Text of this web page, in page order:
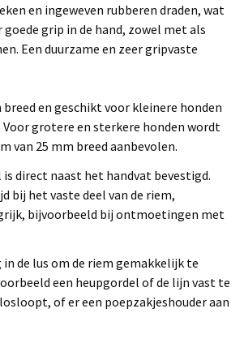
en ingeweven rubberen draden, wat
grip in de hand, zowel met als
Een duurzame en zeer gripvaste
breed en geschikt voor kleinere honden
grotere en sterkere honden wordt
van 25 mm breed aanbevolen.
direct naast het handvat bevestigd.
bij het vaste deel van de riem,
bijvoorbeeld bij ontmoetingen met
de lus om de riem gemakkelijk te
een heupgordel of de lijn vast te
of er een poepzakjeshouder aan